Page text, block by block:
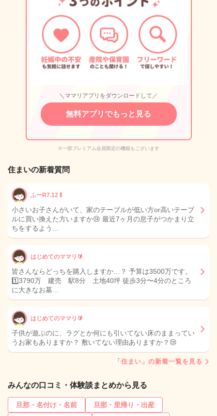
＼ママリアプリをダウンロードして／
無料アプリでもっと見る
※一部プレミアム会員限定の機能もございます
住まいの新着質問
ふーR7.12🍼
小さいお子さんがいて、家のテーブルが低い方or高いテーブ
ルに買い換えた方いますか😢 最近7ヶ月の息子がつかまり立
ちをするよう…
はじめてのママリ🔰
皆さんならどっちを購入しますか…？ 予算は3500万です。
1️⃣3790万 建売 駅8分 土地40坪 徒歩3分〜4分のところ
に大きなお墓…
はじめてのママリ🔰
子供が遊ぶのに、ラグとか何にも引いてない床のままってい
うお家もありますか？ 敷いてない理由ありますか？😢
「住まい」の新着一覧を見る
みんなの口コミ・体験談まとめから見る
旦那・名付け・名前
旦那・里帰り・出産